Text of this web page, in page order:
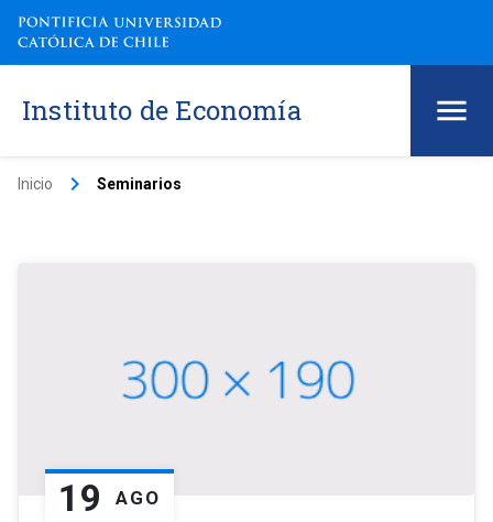
Instituto de Economía
Inicio keyboard_arrow_right Seminarios
19 AGO